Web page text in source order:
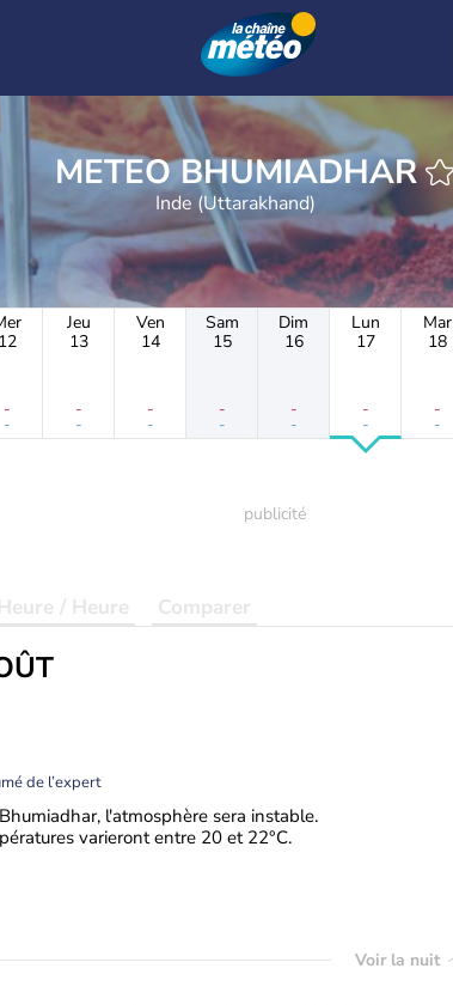
METEO BHUMIADHAR
Inde (Uttarakhand)
12
-
-
Jeu
13
-
-
Ven
14
-
-
Sam
15
-
-
Dim
16
-
-
Lun
17
-
-
Mar
18
-
-
Heure / Heure Comparer
de l’expert
l'atmosphère sera instable.
varieront entre 20 et 22°C.
Voir la nuit